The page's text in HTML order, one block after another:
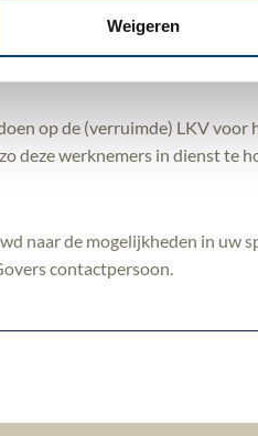
Weigeren
sneller in aanmerking voor
functie of (geheel of
op de (verruimde) LKV
deze werknemers in dienst te
naar de mogelijkheden in uw
contactpersoon.